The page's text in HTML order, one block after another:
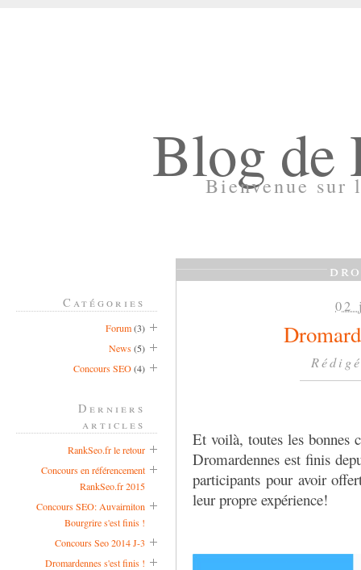
Blog de
Bienvenue sur
02
Et voilà, toutes les bonnes
Dromardennes est finis
participants pour avoir
leur propre expérience!
Catégories
Forum(3)
News(5)
Concours SEO(4)
Derniers
articles
RankSeo.fr le retour
Concours en référencement
RankSeo.fr 2015
Concours SEO: Auvairniton
Bourgrire s'est finis !
Concours Seo 2014 J-3
Dromardennes s'est finis !